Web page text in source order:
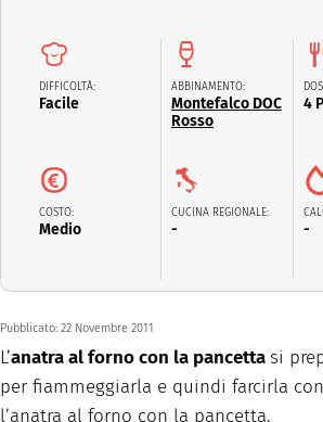
DIFFICOLTÀ:
Facile
ABBINAMENTO:
Montefalco DOC
Rosso
COSTO:
Medio
CUCINA REGIONALE:
-
4
-
Pubblicato: 22 Novembre 2011
L’anatra al forno con la pancettasi
per fiammeggiarla e quindi farcirla
l’anatra al forno con la pancetta.